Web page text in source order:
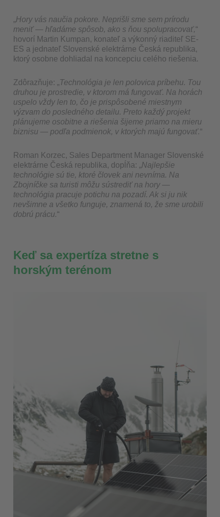
„Hory vás naučia pokore. Neprišli sme sem prírodu
meniť — hľadáme spôsob, ako s ňou spolupracovať,“
hovorí Martin Kumpan, konateľ a výkonný riaditeľ SE-
ES a jednateľ Slovenské elektrárne Česká republika,
ktorý osobne dohliadal na koncepciu celého riešenia.
Zdôrazňuje: „Technológia je len polovica príbehu. Tou
druhou je prostredie, v ktorom má fungovať. Na horách
uspelo vždy len to, čo je prispôsobené miestnym
výzvam do posledného detailu. Preto každý projekt
plánujeme osobitne a riešenia šijeme priamo na mieru
biznisu — podľa podmienok, v ktorých majú fungovať.“
Roman Korzec, Sales Department Manager Slovenské
elektrárne Česká republika, dopĺňa: „Najlepšie
technológie sú tie, ktoré človek ani nevníma. Na
Zbojníčke sa turisti môžu sústrediť na hory —
technológia pracuje potichu na pozadí. Ak si ju nik
nevšimne a všetko funguje, znamená to, že sme urobili
dobrú prácu.“
Keď sa expertíza stretne s
horským terénom